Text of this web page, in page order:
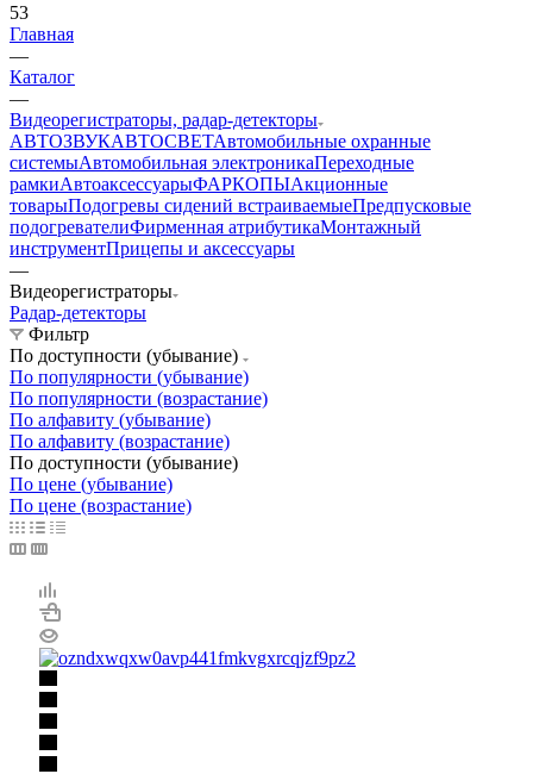
53
Главная
—
Каталог
—
Видеорегистраторы, радар-детекторы
АВТОЗВУКАВТОСВЕТАвтомобильные охранные
системыАвтомобильная электроникаПереходные
рамкиАвтоаксессуарыФАРКОПЫАкционные
товарыПодогревы сидений встраиваемыеПредпусковые
подогревателиФирменная атрибутикаМонтажный
инструментПрицепы и аксессуары
—
Видеорегистраторы
Радар-детекторы
Фильтр
По доступности (убывание)
По популярности (убывание)
По популярности (возрастание)
По алфавиту (убывание)
По алфавиту (возрастание)
По доступности (убывание)
По цене (убывание)
По цене (возрастание)